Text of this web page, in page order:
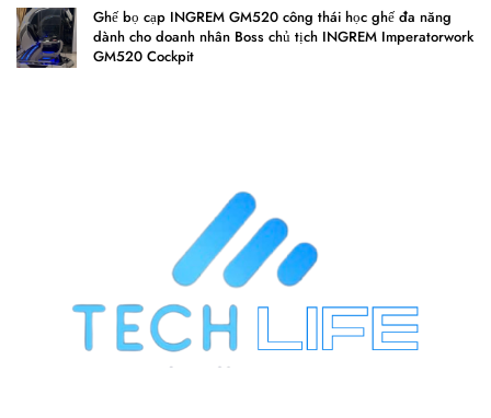
Ghế bọ cạp INGREM GM520 công thái học ghế đa năng
dành cho doanh nhân Boss chủ tịch INGREM Imperatorwork
GM520 Cockpit